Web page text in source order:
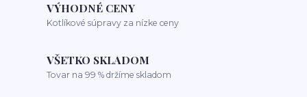
VÝHODNÉ CENY
Kotlíkové súpravy za nízke ceny
VŠETKO SKLADOM
Tovar na 99 % držíme skladom